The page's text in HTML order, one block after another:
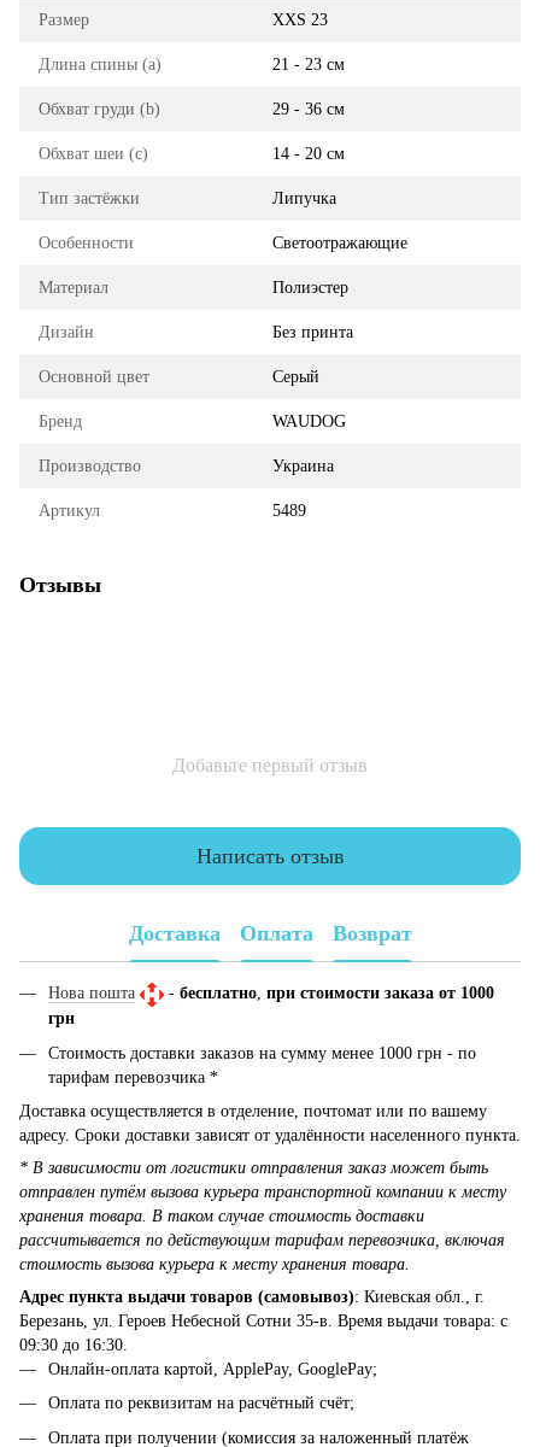
Размер XXS 23
Длина спины (a) 21 - 23 см
Обхват груди (b) 29 - 36 см
Обхват шеи (с) 14 - 20 см
Тип застёжки Липучка
Особенности Светоотражающие
Материал Полиэстер
Дизайн Без принта
Основной цвет Серый
Бренд WAUDOG
Производство Украина
Артикул 5489
Отзывы
Добавьте первый отзыв
Написать отзыв
Доставка Оплата Возврат
Нова пошта - бесплатно, при стоимости заказа от 1000
грн
Стоимость доставки заказов на сумму менее 1000 грн - по
тарифам перевозчика *
Доставка осуществляется в отделение, почтомат или по вашему
адресу. Сроки доставки зависят от удалённости населенного пункта.
* В зависимости от логистики отправления заказ может быть
отправлен путём вызова курьера транспортной компании к месту
хранения товара. В таком случае стоимость доставки
рассчитывается по действующим тарифам перевозчика, включая
стоимость вызова курьера к месту хранения товара.
Адрес пункта выдачи товаров (самовывоз): Киевская обл., г.
Березань, ул. Героев Небесной Сотни 35-в. Время выдачи товара: с
09:30 до 16:30.
Онлайн-оплата картой, ApplePay, GooglePay;
Оплата по реквизитам на расчётный счёт;
Оплата при получении (комиссия за наложенный платёж